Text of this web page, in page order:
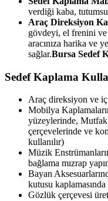
verdiği kaba,
Araç Direksiyon
gövdeyi, el frenini ve
aracınıza harika ve
sağlar.Bursa Sedef
Sedef Kaplama
Araç direksiyon ve iç
Mobilya
yüzeylerinde, Mutfak
çerçevelerinde ve
kullanılır)
Müzik
bağlama mızrap
Bayan
kutusu kaplamasında
Gözlük çerçevesi